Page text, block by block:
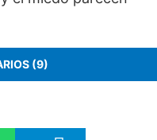
(9)